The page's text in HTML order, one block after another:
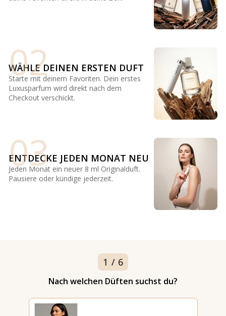
02
WÄHLE DEINEN ERSTEN DUFT
Starte mit deinem Favoriten. Dein erstes
Luxusparfum wird direkt nach dem
Checkout verschickt.
03
ENTDECKE JEDEN MONAT NEU
Jeden Monat ein neuer 8 ml Originalduft.
Pausiere oder kündige jederzeit.
1 / 6
Nach welchen Düften suchst du?